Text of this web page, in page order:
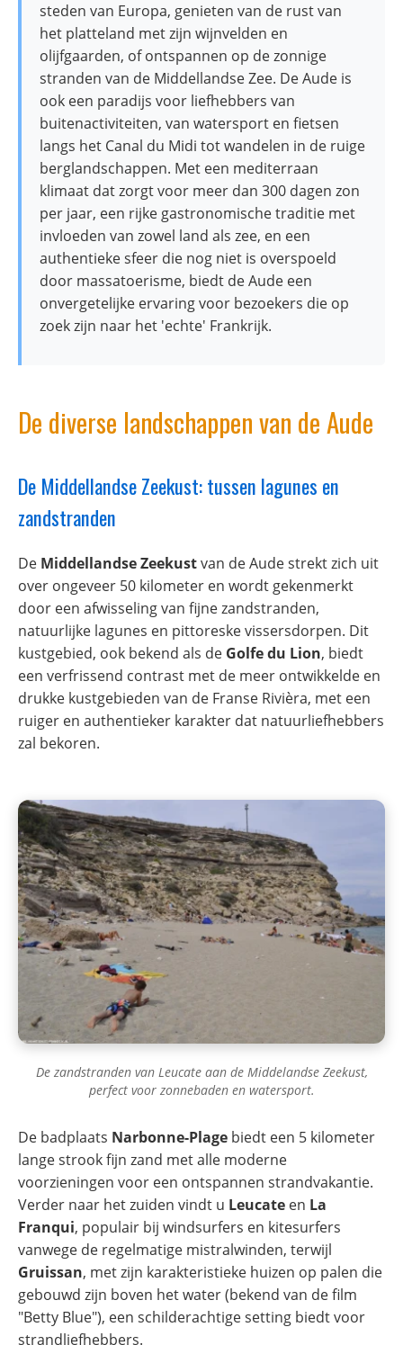
steden van Europa, genieten van de rust van
het platteland met zijn wijnvelden en
olijfgaarden, of ontspannen op de zonnige
stranden van de Middellandse Zee. De Aude is
ook een paradijs voor liefhebbers van
buitenactiviteiten, van watersport en fietsen
langs het Canal du Midi tot wandelen in de ruige
berglandschappen. Met een mediterraan
klimaat dat zorgt voor meer dan 300 dagen zon
per jaar, een rijke gastronomische traditie met
invloeden van zowel land als zee, en een
authentieke sfeer die nog niet is overspoeld
door massatoerisme, biedt de Aude een
onvergetelijke ervaring voor bezoekers die op
zoek zijn naar het 'echte' Frankrijk.
De diverse landschappen van de Aude
De Middellandse Zeekust: tussen lagunes en
zandstranden
De Middellandse Zeekustvan de Aude strekt zich uit
over ongeveer 50 kilometer en wordt gekenmerkt
door een afwisseling van fijne zandstranden,
natuurlijke lagunes en pittoreske vissersdorpen. Dit
kustgebied, ook bekend als de Golfe du Lion, biedt
een verfrissend contrast met de meer ontwikkelde en
drukke kustgebieden van de Franse Rivièra, met een
ruiger en authentieker karakter dat natuurliefhebbers
zal bekoren.
De zandstranden van Leucate aan de Middelandse Zeekust,
perfect voor zonnebaden en watersport.
De badplaats Narbonne-Plage biedt een 5 kilometer
lange strook fijn zand met alle moderne
voorzieningen voor een ontspannen strandvakantie.
Verder naar het zuiden vindt u Leucate en La
Franqui, populair bij windsurfers en kitesurfers
vanwege de regelmatige mistralwinden, terwijl
Gruissan, met zijn karakteristieke huizen op palen die
gebouwd zijn boven het water (bekend van de film
"Betty Blue"), een schilderachtige setting biedt voor
strandliefhebbers.